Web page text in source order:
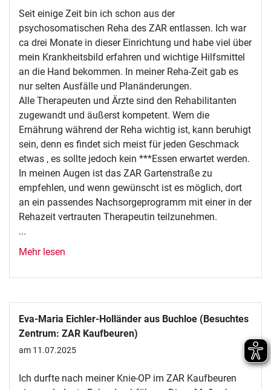
Seit einige Zeit bin ich schon aus der
psychosomatischen Reha des ZAR entlassen. Ich war
ca drei Monate in dieser Einrichtung und habe viel über
mein Krankheitsbild erfahren und wichtige Hilfsmittel
an die Hand bekommen. In meiner Reha-Zeit gab es
nur selten Ausfälle und Planänderungen.
Alle Therapeuten und Ärzte sind den Rehabilitanten
zugewandt und äußerst kompetent. Wem die
Ernährung während der Reha wichtig ist, kann beruhigt
sein, denn es findet sich meist für jeden Geschmack
etwas , es sollte jedoch kein ***Essen erwartet werden.
In meinen Augen ist das ZAR Gartenstraße zu
empfehlen, und wenn gewünscht ist es möglich, dort
an ein passendes Nachsorgeprogramm mit einer in der
Rehazeit vertrauten Therapeutin teilzunehmen.
...
Mehr lesen
Eva-Maria Eichler-Holländer aus Buchloe (Besuchtes
Zentrum: ZAR Kaufbeuren)
am 11.07.2025
Ich durfte nach meiner Knie-OP im ZAR Kaufbeuren